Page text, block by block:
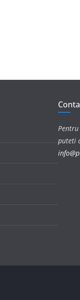
puteti